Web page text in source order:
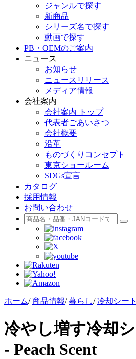
ジャンルで探す
新商品
シリーズ名で探す
動画で探す
PB・OEMのご案内
ニュース
お知らせ
ニュースリリース
メディア情報
会社案内
会社案内 トップ
代表者ごあいさつ
会社概要
沿革
ものづくりコンセプト
東京ショールーム
SDGs宣言
カタログ
採用情報
お問い合わせ
ホーム/ 商品情報/ 暮らし/ 冷却シート
冷やし増す冷却
- Peach Scent